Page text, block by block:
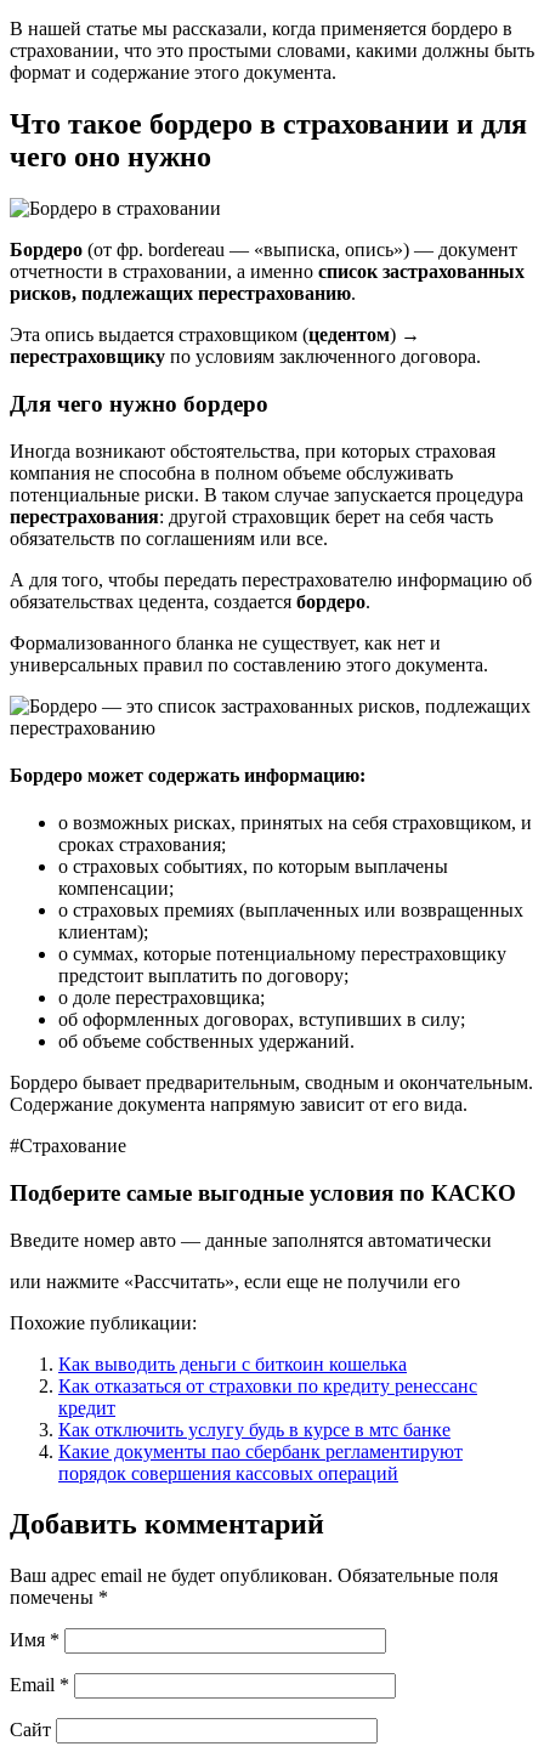
В нашей статье мы рассказали, когда применяется бордеро в
страховании, что это простыми словами, какими должны быть
формат и содержание этого документа.
Что такое бордеро в страховании и для
чего оно нужно
Бордеро (от фр. bordereau — «выписка, опись») — документ
отчетности в страховании, а именно список застрахованных
рисков, подлежащих перестрахованию.
Эта опись выдается страховщиком (цедентом) →
перестраховщику по условиям заключенного договора.
Для чего нужно бордеро
Иногда возникают обстоятельства, при которых страховая
компания не способна в полном объеме обслуживать
потенциальные риски. В таком случае запускается процедура
перестрахования: другой страховщик берет на себя часть
обязательств по соглашениям или все.
А для того, чтобы передать перестрахователю информацию об
обязательствах цедента, создается бордеро.
Формализованного бланка не существует, как нет и
универсальных правил по составлению этого документа.
Бордеро может содержать информацию:
о возможных рисках, принятых на себя страховщиком, и
сроках страхования;
о страховых событиях, по которым выплачены
компенсации;
о страховых премиях (выплаченных или возвращенных
клиентам);
о суммах, которые потенциальному перестраховщику
предстоит выплатить по договору;
о доле перестраховщика;
об оформленных договорах, вступивших в силу;
об объеме собственных удержаний.
Бордеро бывает предварительным, сводным и окончательным.
Содержание документа напрямую зависит от его вида.
#Страхование
Подберите самые выгодные условия по КАСКО
Введите номер авто — данные заполнятся автоматически
или нажмите «Рассчитать», если еще не получили его
Похожие публикации:
Как выводить деньги с биткоин кошелька
Как отказаться от страховки по кредиту ренессанс
кредит
Как отключить услугу будь в курсе в мтс банке
Какие документы пао сбербанк регламентируют
порядок совершения кассовых операций
Добавить комментарий
Ваш адрес email не будет опубликован. Обязательные поля
помечены *
Имя *
Email *
Сайт